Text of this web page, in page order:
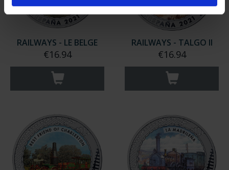
RAILWAYS - LE BELGE
€16.94
RAILWAYS - TALGO II
€16.94